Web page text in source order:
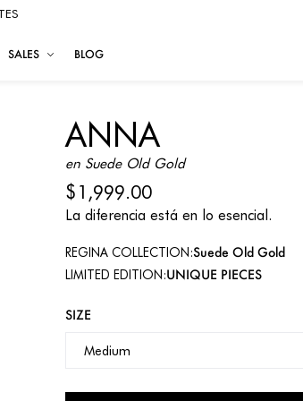
SALES BLOG
ANNA
en Suede Old Gold
$1,999.00
La diferencia está en lo esencial.
REGINA COLLECTION:Suede Old Gold
LIMITED EDITION:UNIQUE PIECES
SIZE